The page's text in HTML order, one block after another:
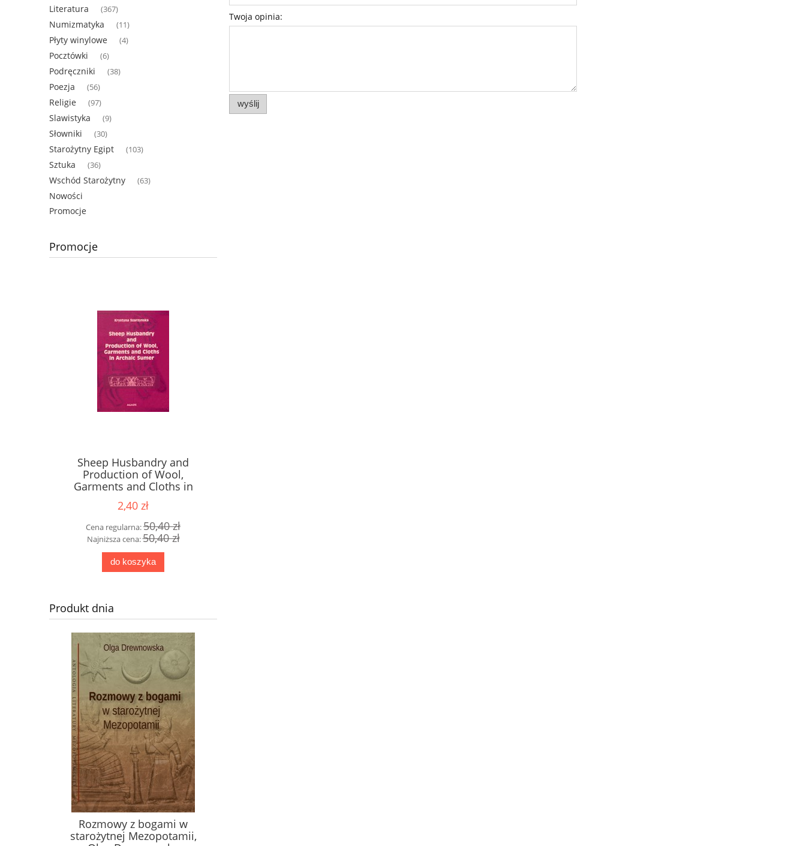
Literatura (367)
Numizmatyka (11)
Płyty winylowe (4)
Pocztówki (6)
Podręczniki (38)
Poezja (56)
Religie (97)
Slawistyka (9)
Słowniki (30)
Starożytny Egipt (103)
Sztuka (36)
Wschód Starożytny (63)
Nowości
Promocje
Promocje
Sheep Husbandry and
Production of Wool,
Garments and Cloths in
Archaic Sumer, Krystyna
Szarzyńska
2,40 zł
Cena regularna:50,40 zł
Najniższa cena:50,40 zł
do koszyka
Produkt dnia
Rozmowy z bogami w
starożytnej Mezopotamii,
Twoja opinia:
wyślij